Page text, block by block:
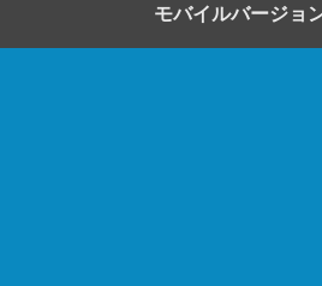
モバイルバージョ